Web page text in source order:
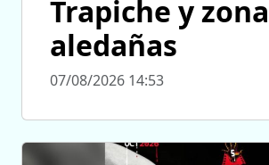
Trapiche y
aledañas
07/08/2026 14:53